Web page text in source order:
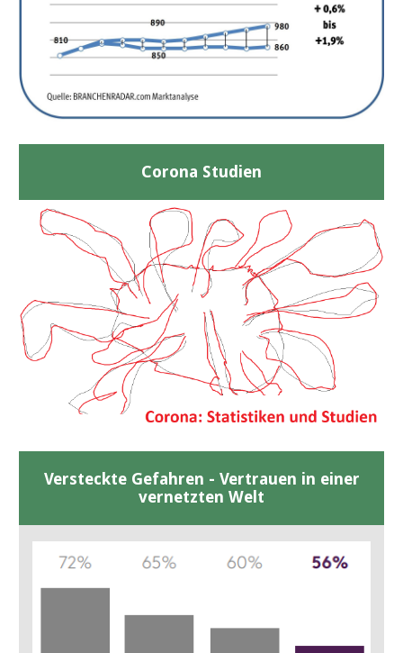
Corona Studien
Versteckte Gefahren - Vertrauen in einer
vernetzten Welt